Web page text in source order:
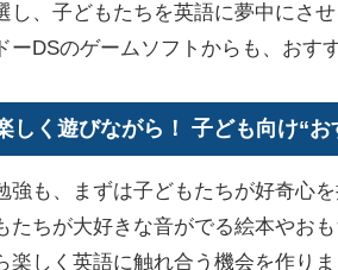
し、子どもたちを英語に夢中にさせ
ーDSのゲームソフトからも、おす
しく遊びながら！ 子ども向け“
も、まずは子どもたちが好奇心
たちが大好きな音がでる絵本やお
楽しく英語に触れ合う機会を作り